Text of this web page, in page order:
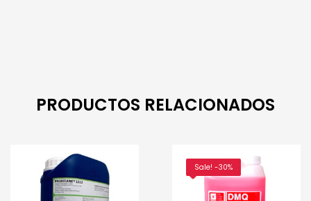
PRODUCTOS RELACIONADOS
Sale! -30%